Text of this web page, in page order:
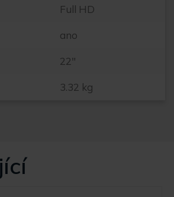
Full HD
ano
22"
3.32 kg